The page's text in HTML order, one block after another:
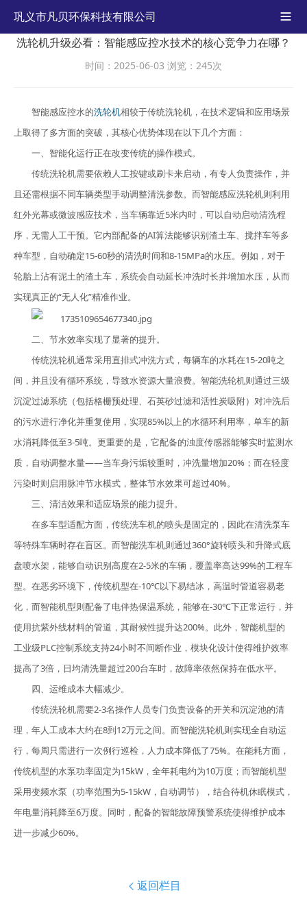
巩义市凡贝环保科技有限公司

洗轮机升级必看：智能感应控水技术的核心竞争力在哪？
时间：2025-06-03 浏览：245次
智能感应控水的洗轮机相较于传统洗轮机，在技术逻辑和应用场景
上取得了多方面的突破，其核心优势体现在以下几个方面：
一、智能化运行正在改变传统的操作模式。
传统洗轮机需要依赖人工按键或刷卡来启动，有专人负责操作，并
且还需根据不同车辆类型手动调整清洗参数。而智能感应洗轮机则利用
红外光幕或微波感应技术，当车辆靠近5米内时，可以自动启动清洗程
序，无需人工干预。它内部配备的AI算法能够识别渣土车、搅拌车等多
种车型，自动确定15-60秒的清洗时间和8-15MPa的水压。例如，对于
轮胎上沾有泥土的渣土车，系统会自动延长冲洗时长并增加水压，从而
实现真正的“无人化”精准作业。
二、节水效率实现了显著的提升。
传统洗轮机通常采用直排式冲洗方式，每辆车的水耗在15-20吨之
间，并且没有循环系统，导致水资源大量浪费。智能洗轮机则通过三级
沉淀过滤系统（包括格栅预处理、石英砂过滤和活性炭吸附）对冲洗后
的污水进行净化并重复使用，实现85%以上的水循环利用率，单车的新
水消耗降低至3-5吨。更重要的是，它配备的浊度传感器能够实时监测水
质，自动调整水量——当车身污垢较重时，冲洗量增加20%；而在轻度
污染时则启用脉冲节水模式，整体节水效果可超过40%。
三、清洁效果和适应场景的能力提升。
在多车型适配方面，传统洗车机的喷头是固定的，因此在清洗泵车
等特殊车辆时存在盲区。而智能洗车机则通过360°旋转喷头和升降式底
盘喷水架，能够自动识别高度在2-5米的车辆，覆盖率高达99%的工程车
型。在恶劣环境下，传统机型在-10℃以下易结冰，高温时管道容易老
化，而智能机型则配备了电伴热保温系统，能够在-30℃下正常运行，并
使用抗紫外线材料的管道，其耐候性提升达200%。此外，智能机型的
工业级PLC控制系统支持24小时不间断作业，模块化设计使得维护效率
提高了3倍，日均清洗量超过200台车时，故障率依然保持在低水平。
四、运维成本大幅减少。
传统洗轮机需要2-3名操作人员专门负责设备的开关和沉淀池的清
理，年人工成本大约在8到12万元之间。而智能洗轮机则实现全自动运
行，每周只需进行一次例行巡检，人力成本降低了75%。在能耗方面，
传统机型的水泵功率固定为15kW，全年耗电约为10万度；而智能机型
采用变频水泵（功率范围为5-15kW，自动调节），结合待机休眠模式，
年电量消耗降至6万度。同时，配备的智能故障预警系统使得维护成本
进一步减少60%。
 返回栏目